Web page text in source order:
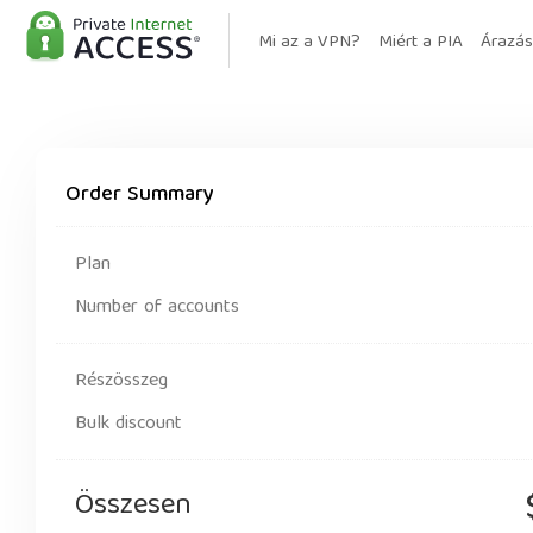
Mi az a VPN? Miért a PIA Árazás
Order Summary
Plan
Number of accounts
Részösszeg
Bulk discount
Összesen